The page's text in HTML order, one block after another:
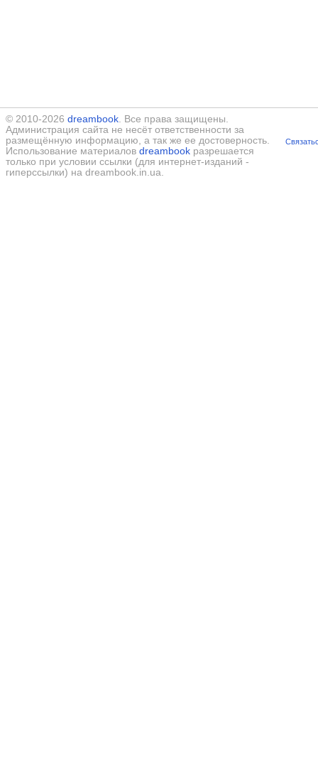
© 2010-2026 dreambook. Все права защищены.
Администрация сайта не несёт ответственности за
размещённую информацию, а так же ее достоверность.
Использование материалов dreambook разрешается
только при условии ссылки (для интернет-изданий -
гиперссылки) на dreambook.in.ua.